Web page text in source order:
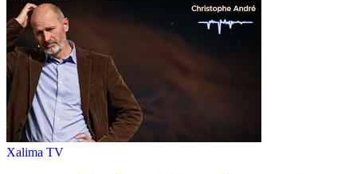
Xalima TV